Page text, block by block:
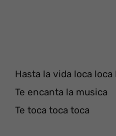
Hasta la vida loca loca
Te encanta la musica
Te toca toca toca